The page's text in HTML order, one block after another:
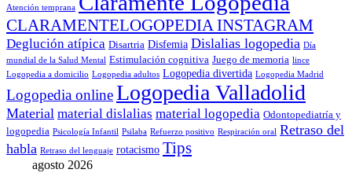
Atención temprana
CLARAMENTELOGOPEDIA INSTAGRAM
Deglución atípica Disartria Disfemia Dislalias logopedia Día
mundial de la Salud Mental Estimulación cognitiva Juego de memoria lince
Logopedia a domicilio Logopedia adultos Logopedia divertida Logopedia Madrid
Logopedia onlineLogopedia Valladolid
Material material dislalias material logopedia Odontopediatría y
logopedia Psicología Infantil Psilaba Refuerzo positivo Respiración oral Retraso del
habla Retraso del lenguaje rotacismo Tips
agosto 2026